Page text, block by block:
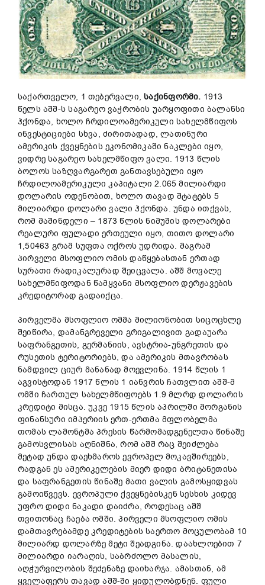
საქართველო, 1 თებერვალი, საქინფორმი. 1913
წელს აშშ-ს საგარეო ვაჭრობის უარყოფითი ბალანსი
ჰქონდა, ხოლო ჩრდილოამერიკული სახელმწიფოს
ინვესტიციები სხვა, ძირითადად, ლათინური
ამერიკის ქვეყნების ეკონომიკაში ნაკლები იყო,
ვიდრე საგარეო სახელმწიფო ვალი. 1913 წლის
ბოლოს საზღვარგარეთ განთავსებული იყო
ჩრდილოამერიკული კაპიტალი 2.065 მილიარდი
დოლარის ოდენობით, ხოლო თავად შტატებს 5
მილიარდი დოლარი ვალი ჰქონდა. უნდა ითქვას,
რომ მაშინდელი – 1873 წლის ნიმუშის დოლარები
რეალური ფულადი ერთეული იყო, თითო დოლარი
1,50463 გრამ სუფთა ოქროს უდრიდა. მაგრამ
პირველი მსოფლიო ომის დაწყებასთან ერთად
სურათი რადიკალურად შეიცვალა. აშშ მოვალე
სახელმწიფოდან წამყვანი მსოფლიო დერჟავების
კრედიტორად გადაიქცა.
პირველმა მსოფლიო ომმა მილიონობით სიცოცხლე
შეიწირა, დამანგრეველი გრიგალივით გადაუარა
საფრანგეთის, გერმანიის, ავსტრია-უნგრეთის და
რუსეთის ტერიტორიებს, და ამერიკის მთავრობას
ნამდვილ ციურ მანანად მოევლინა. 1914 წლის 1
აგვისტოდან 1917 წლის 1 იანვრის ჩათვლით აშშ-მ
ომში ჩართულ სახელმწიფოებს 1.9 მლრდ დოლარის
კრედიტი მისცა. უკვე 1915 წლის აპრილში მორგანის
ფინანსური იმპერიის ერთ-ერთმა მფლობელმა
თომას ლამონტმა პრესის წარმომადგენელთა წინაშე
გამოსვლისას აღნიშნა, რომ აშშ რაც შეიძლება
მეტად უნდა დაეხმაროს ევროპელ მოკავშირეებს,
რადგან ეს ამერიკელების მიერ დიდი ბრიტანეთისა
და საფრანგეთის წინაშე მათი ვალის გამოსყიდვას
გამოიწვევს. ევროპული ქვეყნებისკენ სესხის კიდევ
უფრო დიდი ნაკადი დაიძრა, როდესაც აშშ
თვითონაც ჩაება ომში. პირველი მსოფლიო ომის
დამთავრებამდე კრედიტების საერთო მოცულობამ 10
მილიარდ დოლარზე მეტი შეადგინა. დაახლოებით 7
მილიარდი იარაღის, საბრძოლო მასალის,
აღჭურვილობის შეძენაზე დაიხარჯა. ამასთან, ამ
ყველაფერს თავად აშშ-ში ყიდულობდნენ. ფული